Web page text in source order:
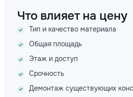
Что влияет на цену
Тип и качество материала
Общая площадь
Этаж и доступ
Срочность
Демонтаж существующих